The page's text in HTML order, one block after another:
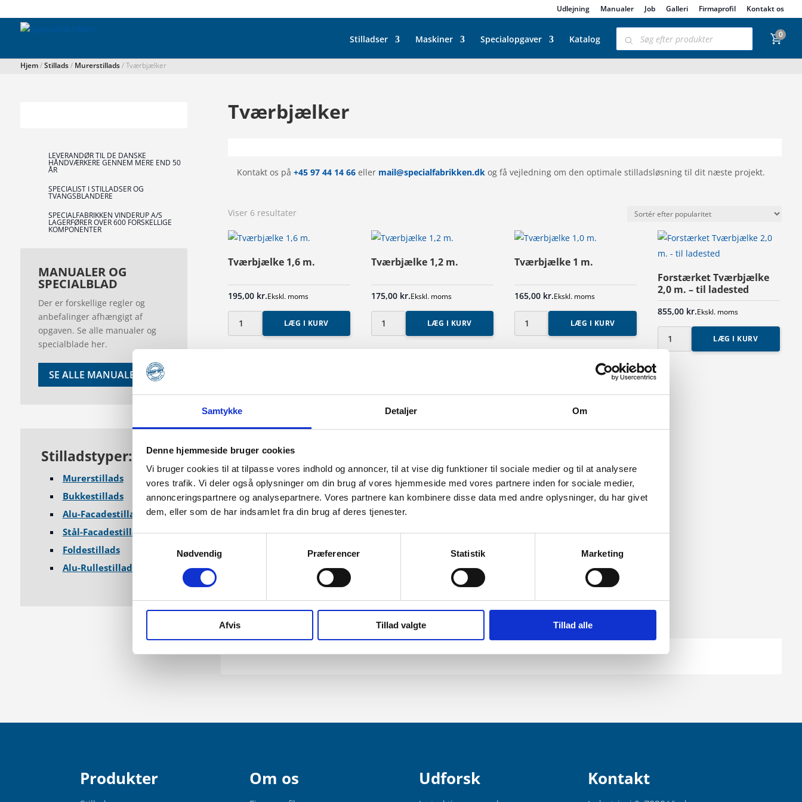
Samtykke Detaljer Om
Denne hjemmeside bruger cookies
Vi bruger cookies til at tilpasse vores indhold og annoncer, til at vise dig funktioner til sociale medier og til at analysere
vores trafik. Vi deler også oplysninger om din brug af vores hjemmeside med vores partnere inden for sociale medier,
annonceringspartnere og analysepartnere. Vores partnere kan kombinere disse data med andre oplysninger, du har givet
dem, eller som de har indsamlet fra din brug af deres tjenester.
Samtykkevalg
Nødvendig
Præferencer Statistik Marketing
Afvis Tillad valgte Tillad alle
Udlejning Manualer Job Galleri Firmaprofil Kontakt os
Stilladser Maskiner Specialopgaver Katalog
Products
search 0
Hjem/Stillads/ Murerstillads/ Tværbjælker
LEVERANDØR TIL DE DANSKE
HÅNDVÆRKERE GENNEM MERE END 50
ÅR
SPECIALIST I STILLADSER OG
TVANGSBLANDERE
SPECIALFABRIKKEN VINDERUP A/S
LAGERFØRER OVER 600 FORSKELLIGE
KOMPONENTER
MANUALER OG
SPECIALBLAD
Der er forskellige regler og
anbefalinger afhængigt af
opgaven. Se alle manualer og
specialblade her.
SE ALLE MANUALER
Stilladstyper:
Murerstillads
Bukkestillads
Alu-Facadestillads
Stål-Facadestillads
Foldestillads
Alu-Rullestillads
Tværbjælker
Kontakt os på+45 97 44 14 66 eller mail@specialfabrikken.dk og få vejledning om den optimale stilladsløsning til dit næste projekt.
Viser 6 resultaterSorteret
popularitet
Tværbjælke 1,6 m.
195,00 kr.Ekskl. moms
Tværbjælke
LÆG I KURV
Tværbjælke 1,2 m.
175,00 kr.Ekskl. moms
Tværbjælke
LÆG I KURV
Tværbjælke 1 m.
165,00 kr.Ekskl. moms
Tværbjælke
LÆG I KURV
Forstærket Tværbjælke
2,0 m. – til ladested
855,00 kr.Ekskl. moms
Forstærket
m.
LÆG I KURV
Tværbjælke 0,6 m.
Tværbjælke
0,6
LÆG I KURV
Tværbjælke 0,72 m.
Tværbjælke
m.
LÆG I KURV
Produkter Om os Udforsk Kontakt